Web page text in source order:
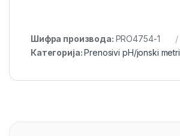
Шифра производа: PRO4754-1
Категорија:Prenosivi pH/jonski metri